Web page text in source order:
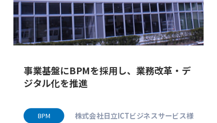
務改革・デ
ネスサービス様
BPMの活用で業務プロセスを
東京海上イ